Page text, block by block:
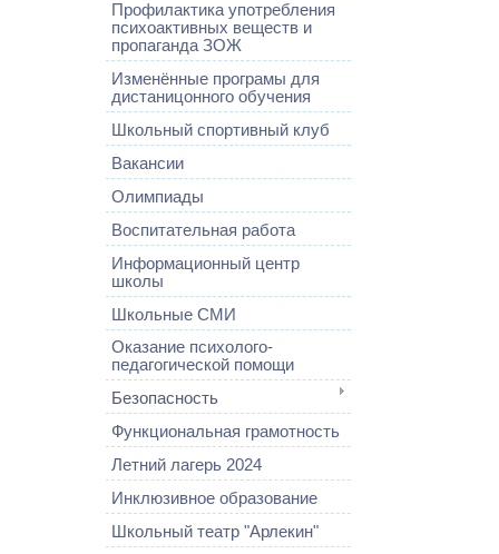
Профилактика употребления
психоактивных веществ и
пропаганда ЗОЖ
Изменённые програмы для
дистаницонного обучения
Школьный спортивный клуб
Вакансии
Олимпиады
Воспитательная работа
Информационный центр
школы
Школьные СМИ
Оказание психолого-
педагогической помощи
Безопасность
Функциональная грамотность
Летний лагерь 2024
Инклюзивное образование
Школьный театр "Арлекин"